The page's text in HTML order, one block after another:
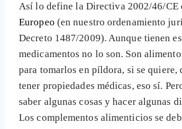
Así lo define la Directiva 2002/46/
Europeo (en nuestro ordenamiento
Decreto 1487/2009). Aunque tienen
medicamentos no lo son. Son
para tomarlos en píldora, si se quiere,
tener propiedades médicas, eso sí.
saber algunas cosas y hacer algunas
Los complementos alimenticios se